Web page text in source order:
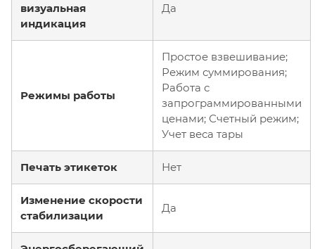
визуальная
индикация
Да
Режимы работы
Простое взвешивание;
Режим суммирования;
Работа с
запрограммированными
ценами; Счетный режим;
Учет веса тары
Печать этикеток Нет
Изменение скорости
стабилизации
Да